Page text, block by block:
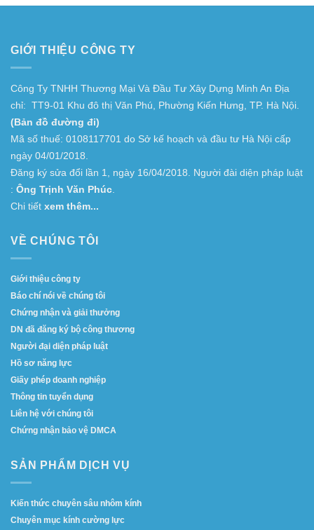
GIỚI THIỆU CÔNG TY
Công Ty TNHH Thương Mại Và Đầu Tư Xây Dựng Minh An Địa
chỉ: TT9-01 Khu đô thị Văn Phú, Phường Kiến Hưng, TP. Hà Nội.
(Bản đồ đường đi)
Mã số thuế: 0108117701 do Sở kế hoạch và đầu tư Hà Nội cấp
ngày 04/01/2018.
Đăng ký sửa đổi lần 1, ngày 16/04/2018. Người đài diện pháp luật
: Ông Trịnh Văn Phúc
Chi tiết xem thêm...
VỀ CHÚNG TÔI
Giới thiệu công ty
Báo chí nói về chúng tôi
Chứng nhận và giải thưởng
DN đã đăng ký bộ công thương
Người đại diện pháp luật
Hồ sơ năng lực
Giấy phép doanh nghiệp
Thông tin tuyển dụng
Liên hệ với chúng tôi
Chứng nhận bảo vệ DMCA
SẢN PHẨM DỊCH VỤ
Kiến thức chuyên sâu nhôm kính
Chuyên mục kính cường lực